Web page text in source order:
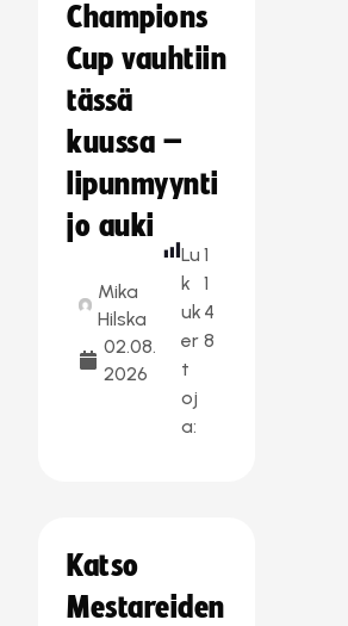
Champions
Cup vauhtiin
tässä
kuussa –
lipunmyynti
jo auki
Mika
Hilska
02.08.
2026
Lu
k
uk
er
t
oj
a:
1
1
4
8
Katso
Mestareiden